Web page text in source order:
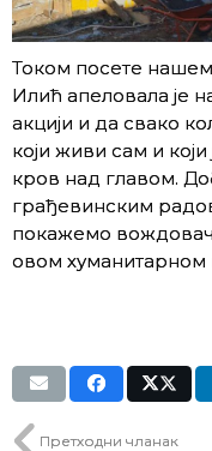
Током посете
Илић апеловала је
акцији и да свако
који живи сам и који
кров над главом.
грађевинским
покажемо
овом хуманитарном
Претходни чланак